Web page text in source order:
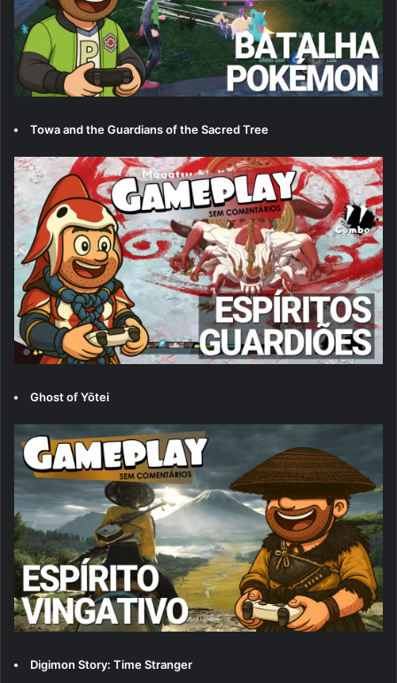
Towa and the Guardians of the Sacred Tree
Ghost of Yōtei
Digimon Story: Time Stranger